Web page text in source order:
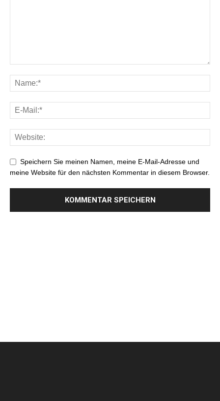
Speichern Sie meinen Namen, meine E-Mail-Adresse und
meine Website für den nächsten Kommentar in diesem Browser.